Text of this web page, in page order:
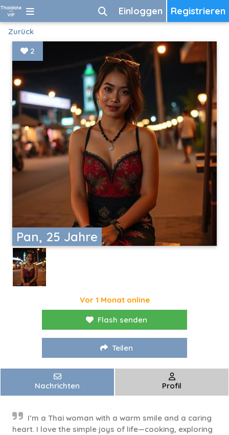
Registrieren
Einloggen
Zurück
Pan, 25 Jahre
2
Vor 1 Monat online
Flash senden
Teilen
Nachrichten Profil
I’m a Thai woman with a warm smile and a caring
heart. I love the simple joys of life—cooking, exploring